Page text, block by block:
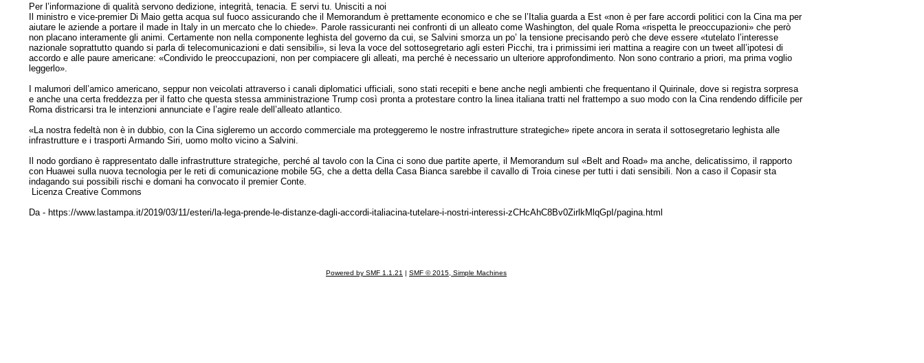
Per l’informazione di qualità servono dedizione, integrità, tenacia. E servi tu. Unisciti a noi
Il ministro e vice-premier Di Maio getta acqua sul fuoco assicurando che il Memorandum è prettamente economico e che se l’Italia guarda a Est «non è per fare accordi politici con la Cina ma per
aiutare le aziende a portare il made in Italy in un mercato che lo chiede». Parole rassicuranti nei confronti di un alleato come Washington, del quale Roma «rispetta le preoccupazioni» che però
non placano interamente gli animi. Certamente non nella componente leghista del governo da cui, se Salvini smorza un po’ la tensione precisando però che deve essere «tutelato l’interesse
nazionale soprattutto quando si parla di telecomunicazioni e dati sensibili», si leva la voce del sottosegretario agli esteri Picchi, tra i primissimi ieri mattina a reagire con un tweet all’ipotesi di
accordo e alle paure americane: «Condivido le preoccupazioni, non per compiacere gli alleati, ma perché è necessario un ulteriore approfondimento. Non sono contrario a priori, ma prima voglio
leggerlo».
I malumori dell’amico americano, seppur non veicolati attraverso i canali diplomatici ufficiali, sono stati recepiti e bene anche negli ambienti che frequentano il Quirinale, dove si registra sorpresa
e anche una certa freddezza per il fatto che questa stessa amministrazione Trump così pronta a protestare contro la linea italiana tratti nel frattempo a suo modo con la Cina rendendo difficile per
Roma districarsi tra le intenzioni annunciate e l’agire reale dell’alleato atlantico.
«La nostra fedeltà non è in dubbio, con la Cina sigleremo un accordo commerciale ma proteggeremo le nostre infrastrutture strategiche» ripete ancora in serata il sottosegretario leghista alle
infrastrutture e i trasporti Armando Siri, uomo molto vicino a Salvini.
Il nodo gordiano è rappresentato dalle infrastrutture strategiche, perché al tavolo con la Cina ci sono due partite aperte, il Memorandum sul «Belt and Road» ma anche, delicatissimo, il rapporto
con Huawei sulla nuova tecnologia per le reti di comunicazione mobile 5G, che a detta della Casa Bianca sarebbe il cavallo di Troia cinese per tutti i dati sensibili. Non a caso il Copasir sta
indagando sui possibili rischi e domani ha convocato il premier Conte.
Licenza Creative Commons
Da - https://www.lastampa.it/2019/03/11/esteri/la-lega-prende-le-distanze-dagli-accordi-italiacina-tutelare-i-nostri-interessi-zCHcAhC8Bv0ZirlkMlqGpI/pagina.html
Powered by SMF 1.1.21 | SMF © 2015, Simple Machines